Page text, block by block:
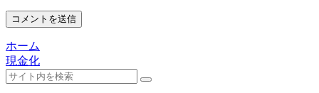
ホーム
現金化